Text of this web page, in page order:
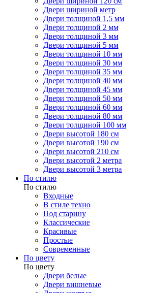
Двери шириной метр
Двери толщиной 1,5 мм
Двери толщиной 2 мм
Двери толщиной 3 мм
Двери толщиной 5 мм
Двери толщиной 10 мм
Двери толщиной 30 мм
Двери толщиной 35 мм
Двери толщиной 40 мм
Двери толщиной 45 мм
Двери толщиной 50 мм
Двери толщиной 60 мм
Двери толщиной 80 мм
Двери толщиной 100 мм
Двери высотой 180 см
Двери высотой 190 см
Двери высотой 210 см
Двери высотой 2 метра
Двери высотой 3 метра
По стилю
По стилю
Входные
В стиле техно
Под старину
Классические
Красивые
Простые
Современные
По цвету
По цвету
Двери белые
Двери вишневые